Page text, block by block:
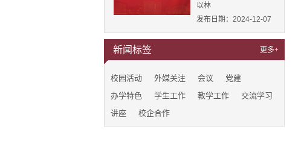
以林
发布日期：2024-12-07
新闻标签 更多+
校园活动 外媒关注 会议
党建
办学特色
学生工作 教学工作
交流学习
讲座
校企合作